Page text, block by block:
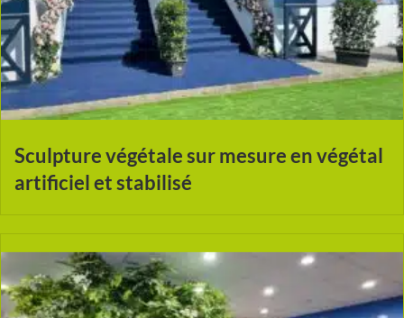
Sculpture végétale sur mesure en végétal
artificiel et stabilisé